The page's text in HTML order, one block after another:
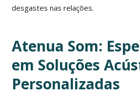
desgastes nas relações.
Atenua Som:
em Soluções
Personalizadas